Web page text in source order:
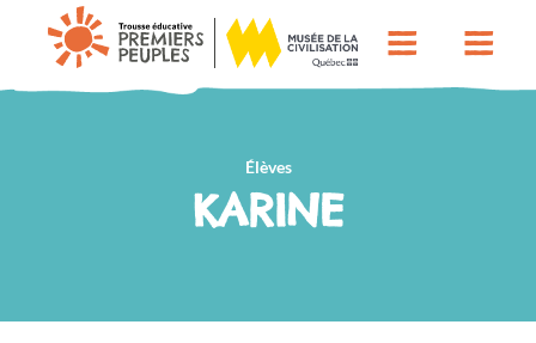
Élèves
KARINE